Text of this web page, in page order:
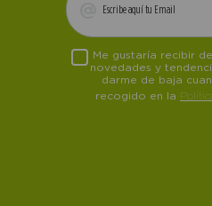
Me gustaría recibir
novedades y
darme de baja
recogido en la